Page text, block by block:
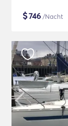
$746 /Nacht